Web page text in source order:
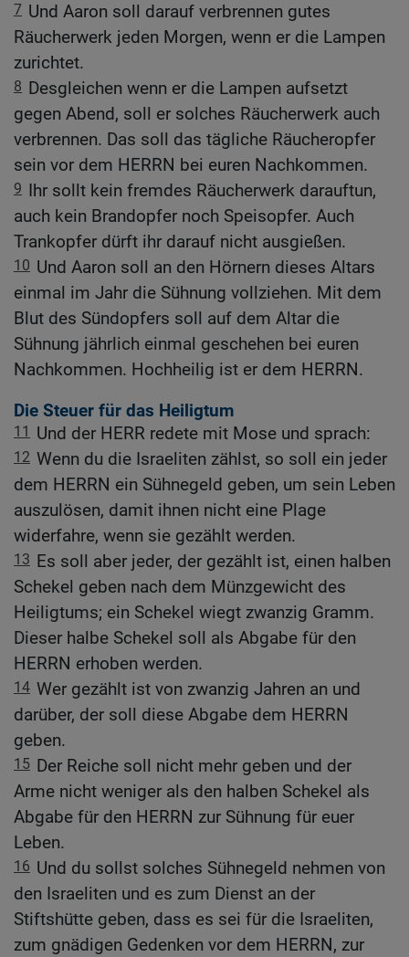
7 Und Aaron soll darauf verbrennen gutes
Räucherwerk jeden Morgen, wenn er die Lampen
zurichtet.
8 Desgleichen wenn er die Lampen aufsetzt
gegen Abend, soll er solches Räucherwerk auch
verbrennen. Das soll das tägliche Räucheropfer
sein vor dem HERRN bei euren Nachkommen.
9 Ihr sollt kein fremdes Räucherwerk darauftun,
auch kein Brandopfer noch Speisopfer. Auch
Trankopfer dürft ihr darauf nicht ausgießen.
10 Und Aaron soll an den Hörnern dieses Altars
einmal im Jahr die Sühnung vollziehen. Mit dem
Blut des Sündopfers soll auf dem Altar die
Sühnung jährlich einmal geschehen bei euren
Nachkommen. Hochheilig ist er dem HERRN.
Die Steuer für das Heiligtum
11 Und der HERR redete mit Mose und sprach:
12 Wenn du die Israeliten zählst, so soll ein jeder
dem HERRN ein Sühnegeld geben, um sein Leben
auszulösen, damit ihnen nicht eine Plage
widerfahre, wenn sie gezählt werden.
13 Es soll aber jeder, der gezählt ist, einen halben
Schekel geben nach dem Münzgewicht des
Heiligtums; ein Schekel wiegt zwanzig Gramm.
Dieser halbe Schekel soll als Abgabe für den
HERRN erhoben werden.
14 Wer gezählt ist von zwanzig Jahren an und
darüber, der soll diese Abgabe dem HERRN
geben.
15 Der Reiche soll nicht mehr geben und der
Arme nicht weniger als den halben Schekel als
Abgabe für den HERRN zur Sühnung für euer
Leben.
16 Und du sollst solches Sühnegeld nehmen von
den Israeliten und es zum Dienst an der
Stiftshütte geben, dass es sei für die Israeliten,
zum gnädigen Gedenken vor dem HERRN, zur